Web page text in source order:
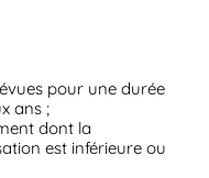
pour une durée
ans ;
dont la
est inférieure ou